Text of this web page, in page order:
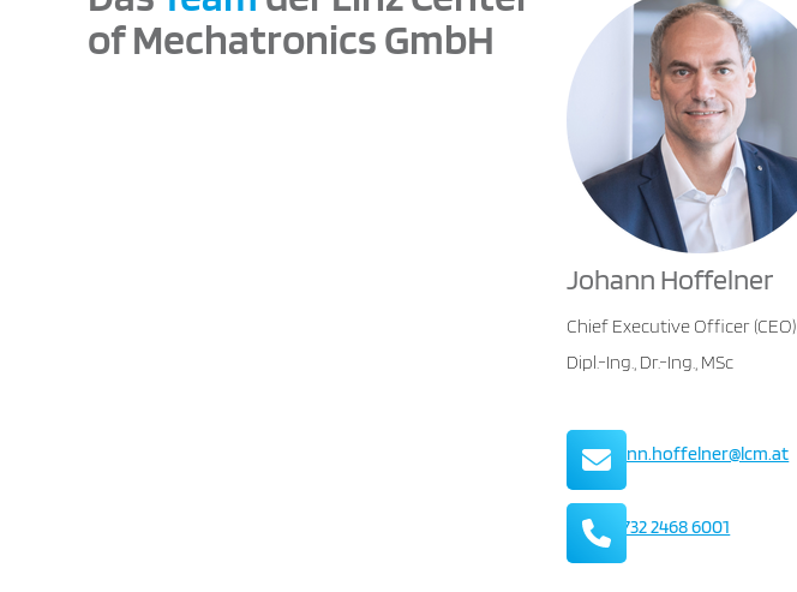
of Mechatronics GmbH
Johann Hoffelner
Chief Executive Officer (CEO)
Dipl.-Ing., Dr.-Ing., MSc
johann.hoffelner@lcm.at
+43 732 2468 6001